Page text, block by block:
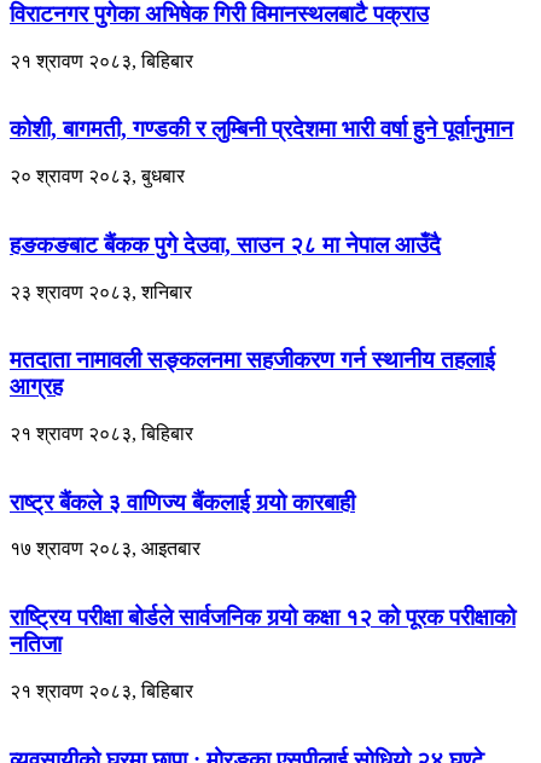
विराटनगर पुगेका अभिषेक गिरी विमानस्थलबाटै पक्राउ
२१ श्रावण २०८३, बिहिबार
कोशी, बागमती, गण्डकी र लुम्बिनी प्रदेशमा भारी वर्षा हुने पूर्वानुमान
२० श्रावण २०८३, बुधबार
हङकङबाट बैंकक पुगे देउवा, साउन २८ मा नेपाल आउँदै
२३ श्रावण २०८३, शनिबार
मतदाता नामावली सङ्कलनमा सहजीकरण गर्न स्थानीय तहलाई
आग्रह
२१ श्रावण २०८३, बिहिबार
राष्ट्र बैंकले ३ वाणिज्य बैंकलाई गर्‍यो कारबाही
१७ श्रावण २०८३, आइतबार
राष्ट्रिय परीक्षा बोर्डले सार्वजनिक गर्‍यो कक्षा १२ को पूरक परीक्षाको
नतिजा
२१ श्रावण २०८३, बिहिबार